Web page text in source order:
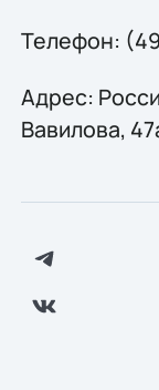
Телефон:
Адрес:
Вавилова,